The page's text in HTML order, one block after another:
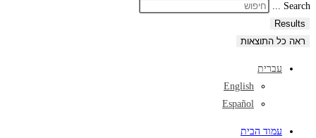
Search ...
Results
ראה כל התוצאות
עברית
English
Español
עמוד הבית